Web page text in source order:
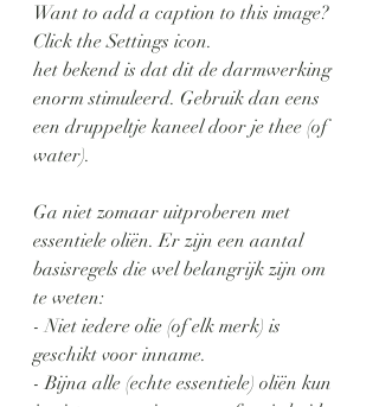
Want to add a caption to this image?
Click the Settings icon.
het bekend is dat dit de darmwerking
enorm stimuleerd. Gebruik dan eens
een druppeltje kaneel door je thee (of
water).
Ga niet zomaar uitproberen met
essentiele oliën. Er zijn een aantal
basisregels die wel belangrijk zijn om
te weten:
- Niet iedere olie (of elk merk) is
geschikt voor inname.
- Bijna alle (echte essentiele) oliën kun